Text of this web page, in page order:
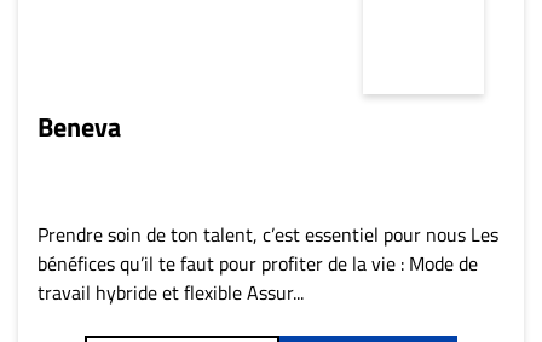
Beneva
Prendre soin de ton talent, c’est essentiel pour nous Les
bénéfices qu’il te faut pour profiter de la vie : Mode de
travail hybride et flexible Assur...